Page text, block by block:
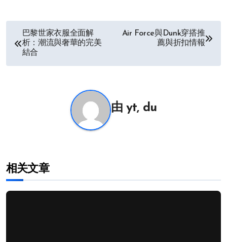
巴黎世家衣服全面解
析：潮流與奢華的完美
結合
Air Force與Dunk穿搭推
薦與折扣情報
由yt, du
相关文章